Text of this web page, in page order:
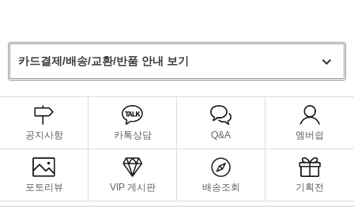
카드결제/배송/교환/반품 안내 보기
공지사항 카톡상담 Q&A 멤버쉽
포토리뷰 VIP 게시판 배송조회 기획전